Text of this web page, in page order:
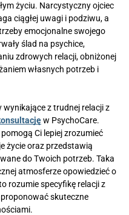
życiu. Narcystyczny ojciec
ciągłej uwagi i podziwu, a
emocjonalne swojego
ślad na psychice,
zdrowych relacji, obniżonej
własnych potrzeb i
z trudnej relacji z
w PsychoCare.
Ci lepiej zrozumieć
życie oraz przedstawią
do Twoich potrzeb. Taka
atmosferze opowiedzieć o
rozumie specyfikę relacji z
skuteczne